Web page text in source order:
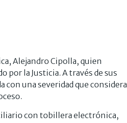
Alejandro Cipolla, quien
por la Justicia. A través de sus
con una severidad que considera
con tobillera electrónica,